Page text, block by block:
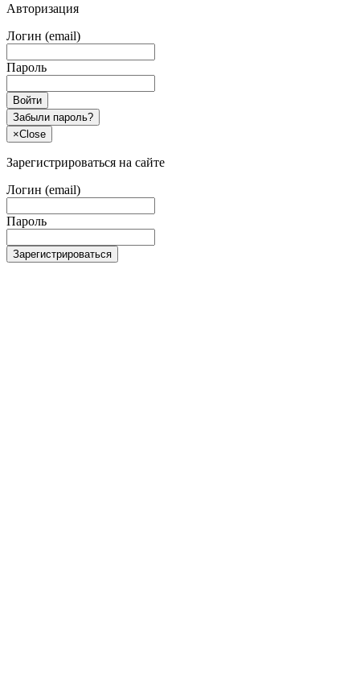
Авторизация
Логин (email)
Пароль
Войти
Забыли пароль?
×Close
Зарегистрироваться на сайте
Логин (email)
Пароль
Зарегистрироваться